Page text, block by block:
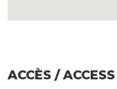
ACCÈS / ACCESS